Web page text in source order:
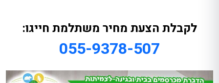
לקבלת הצעת מחיר משתלמת חייגו:
055-9378-507